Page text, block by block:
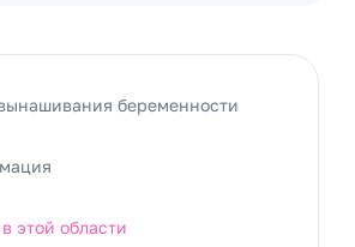
беременности
этой области